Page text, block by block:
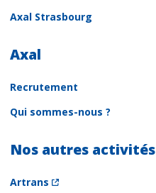
Axal Strasbourg
Axal
Recrutement
Qui sommes-nous ?
Nos autres activités
Artrans